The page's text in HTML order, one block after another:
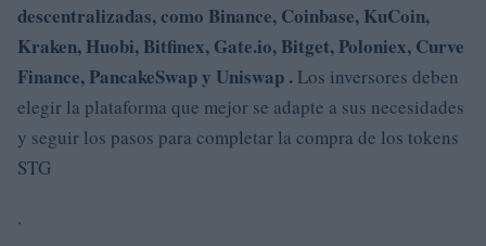
descentralizadas, como Binance, Coinbase, KuCoin,
Kraken, Huobi, Bitfinex, Gate.io, Bitget, Poloniex, Curve
Finance, PancakeSwapy Uniswap . Los inversores deben
elegir la plataforma que mejor se adapte a sus necesidades
y seguir los pasos para completar la compra de los tokens
STG
.